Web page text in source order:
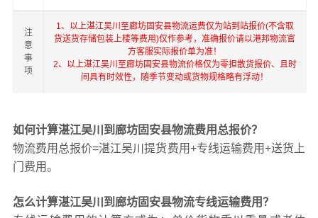
注
意
事
项
1、以上湛江吴川至廊坊固安县物流运费仅为站到站报价(不含取
货送货存储包装上楼等费用)仅作参考，准确报价请以港邦物流官
方客服实际报价单为准！
2、以上湛江吴川至廊坊固安县物流价格仅为零担散货报价、且时
间具有时效性，随季节变动或货物规格略有浮动！
如何计算湛江吴川到廊坊固安县物流费用总报价？
物流费用总报价=湛江吴川提货费用+专线运输费用+送货上
门费用。
怎么计算湛江吴川到廊坊固安县物流专线运输费用？